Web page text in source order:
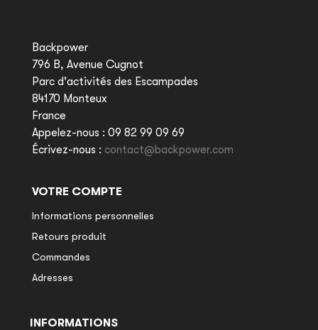
Backpower
796 B, Avenue Cugnot
Parc d'activités des Escampades
84170 Monteux
France
Appelez-nous : 09 82 99 09 69
Écrivez-nous : contact@backpower.com
VOTRE COMPTE
Informations personnelles
Retours produit
Commandes
Adresses
INFORMATIONS